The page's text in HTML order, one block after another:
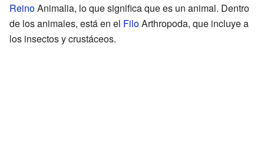
ReinoAnimalia, lo que significa que es un animal. Dentro
de los animales, está en el FiloArthropoda, que incluye a
los insectos y crustáceos.